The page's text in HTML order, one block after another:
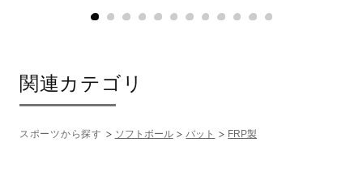
関連カテゴリ
スポーツから探す ソフトボール バット FRP製